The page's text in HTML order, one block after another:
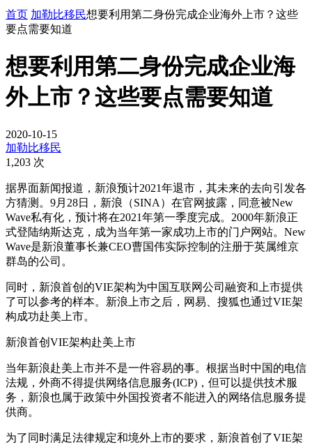
首页 加勒比移民想要利用第二身份完成企业海外上市？这些
要点需要知道
想要利用第二身份完成企业海
外上市？这些要点需要知道
2020-10-15
加勒比移民
1,203 次
据界面新闻报道，新浪预计2021年退市，其未来的去向引发各
方猜测。9月28日，新浪（SINA）在官网披露，同意被New
Wave私有化，预计将在2021年第一季度完成。2000年新浪正
式登陆纳斯达克，成为当年第一家成功上市的门户网站。New
Wave是新浪董事长兼CEO曹国伟实际控制的注册于英属维京
群岛的公司。
同时，新浪首创的VIE架构为中国互联网公司融资和上市提供
了可以参考的样本。新浪上市之后，网易、搜狐也通过VIE架
构成功赴美上市。
新浪首创VIE架构赴美上市
当年新浪赴美上市并不是一件容易的事。根据当时中国的电信
法规，外商不得提供网络信息服务(ICP)，但可以提供技术服
务，新浪也属于政策中外国投资者不能进入的网络信息服务提
供商。
为了同时满足法律规定和境外上市的要求，新浪首创了VIE架